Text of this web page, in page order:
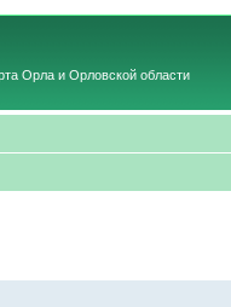
Орла и Орловской области